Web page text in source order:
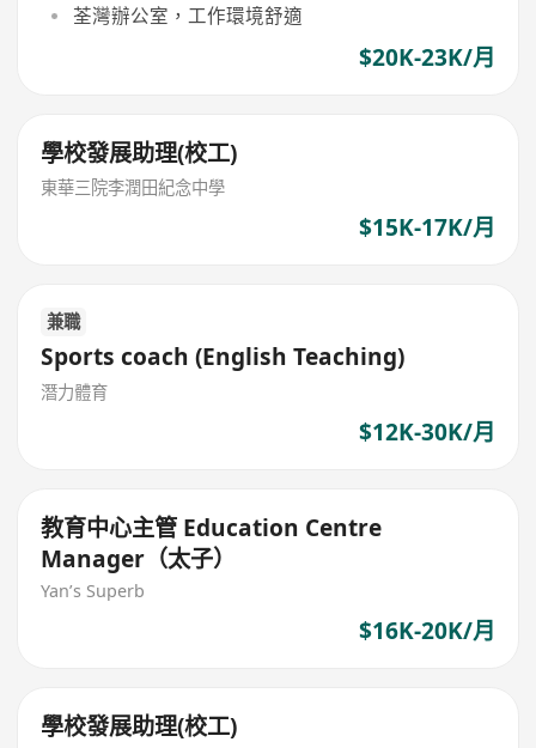
荃灣辦公室，工作環境舒適
$20K-23K/月
學校發展助理(校工)
東華三院李潤田紀念中學
$15K-17K/月
兼職
Sports coach (English Teaching)
潛力體育
$12K-30K/月
教育中心主管 Education Centre
Manager（太子）
Yan’s Superb
$16K-20K/月
學校發展助理(校工)